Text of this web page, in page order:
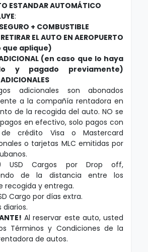
ESTANDAR AUTOMÁTICO
:
+ COMBUSTIBLE
EL AUTO EN AEROPUERTO
que aplique)
ADICIONAL (en caso que lo haya
y pagado previamente)
adicionales son abonados
a la compañía rentadora en
de la recogida del auto. NO se
en efectivo, solo pagos con
crédito Visa o Mastercard
o tarjetas MLC emitidas por
USD Cargos por Drop off,
de la distancia entre los
recogida y entrega.
Cargo por días extra.
diarios.
Al reservar este auto, usted
Términos y Condiciones de la
de autos.